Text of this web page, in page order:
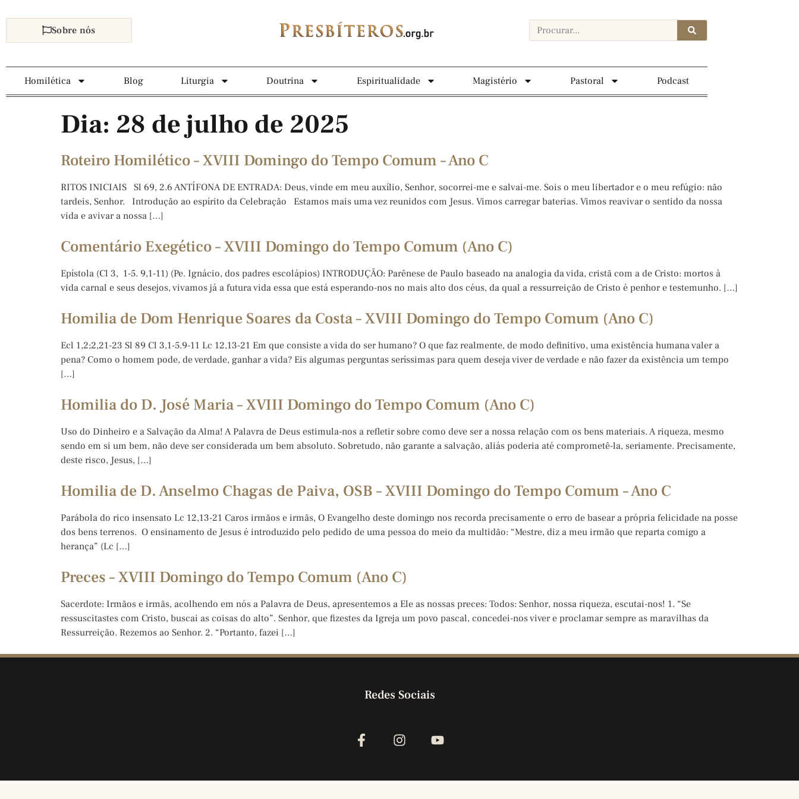
Sobre nós
Homilética Blog Liturgia Doutrina Espiritualidade Magistério Pastoral Podcast
Dia: 28 de julho de 2025
Roteiro Homilético – XVIII Domingo do Tempo Comum – Ano C
RITOS INICIAIS Sl 69, 2.6 ANTÍFONA DE ENTRADA: Deus, vinde em meu auxílio, Senhor, socorrei-me e salvai-me. Sois o meu libertador e o meu refúgio: não
tardeis, Senhor. Introdução ao espírito da Celebração Estamos mais uma vez reunidos com Jesus. Vimos carregar baterias. Vimos reavivar o sentido da nossa
vida e avivar a nossa […]
Comentário Exegético – XVIII Domingo do Tempo Comum (Ano C)
Epístola (Cl 3, 1-5. 9,1-11) (Pe. Ignácio, dos padres escolápios) INTRODUÇÃO: Parênese de Paulo baseado na analogia da vida, cristã com a de Cristo: mortos à
vida carnal e seus desejos, vivamos já a futura vida essa que está esperando-nos no mais alto dos céus, da qual a ressurreição de Cristo é penhor e testemunho. […]
Homilia de Dom Henrique Soares da Costa – XVIII Domingo do Tempo Comum (Ano C)
Ecl 1,2;2,21-23 Sl 89 Cl 3,1-5.9-11 Lc 12,13-21 Em que consiste a vida do ser humano? O que faz realmente, de modo definitivo, uma existência humana valer a
pena? Como o homem pode, de verdade, ganhar a vida? Eis algumas perguntas seríssimas para quem deseja viver de verdade e não fazer da existência um tempo
[…]
Homilia do D. José Maria – XVIII Domingo do Tempo Comum (Ano C)
Uso do Dinheiro e a Salvação da Alma! A Palavra de Deus estimula-nos a refletir sobre como deve ser a nossa relação com os bens materiais. A riqueza, mesmo
sendo em si um bem, não deve ser considerada um bem absoluto. Sobretudo, não garante a salvação, aliás poderia até comprometê-la, seriamente. Precisamente,
deste risco, Jesus, […]
Homilia de D. Anselmo Chagas de Paiva, OSB – XVIII Domingo do Tempo Comum – Ano C
Parábola do rico insensato Lc 12,13-21 Caros irmãos e irmãs, O Evangelho deste domingo nos recorda precisamente o erro de basear a própria felicidade na posse
dos bens terrenos. O ensinamento de Jesus é introduzido pelo pedido de uma pessoa do meio da multidão: “Mestre, diz a meu irmão que reparta comigo a
herança” (Lc […]
Preces – XVIII Domingo do Tempo Comum (Ano C)
Sacerdote: Irmãos e irmãs, acolhendo em nós a Palavra de Deus, apresentemos a Ele as nossas preces: Todos: Senhor, nossa riqueza, escutai-nos! 1. “Se
ressuscitastes com Cristo, buscai as coisas do alto”. Senhor, que fizestes da Igreja um povo pascal, concedei-nos viver e proclamar sempre as maravilhas da
Ressurreição. Rezemos ao Senhor. 2. “Portanto, fazei […]
Redes Sociais